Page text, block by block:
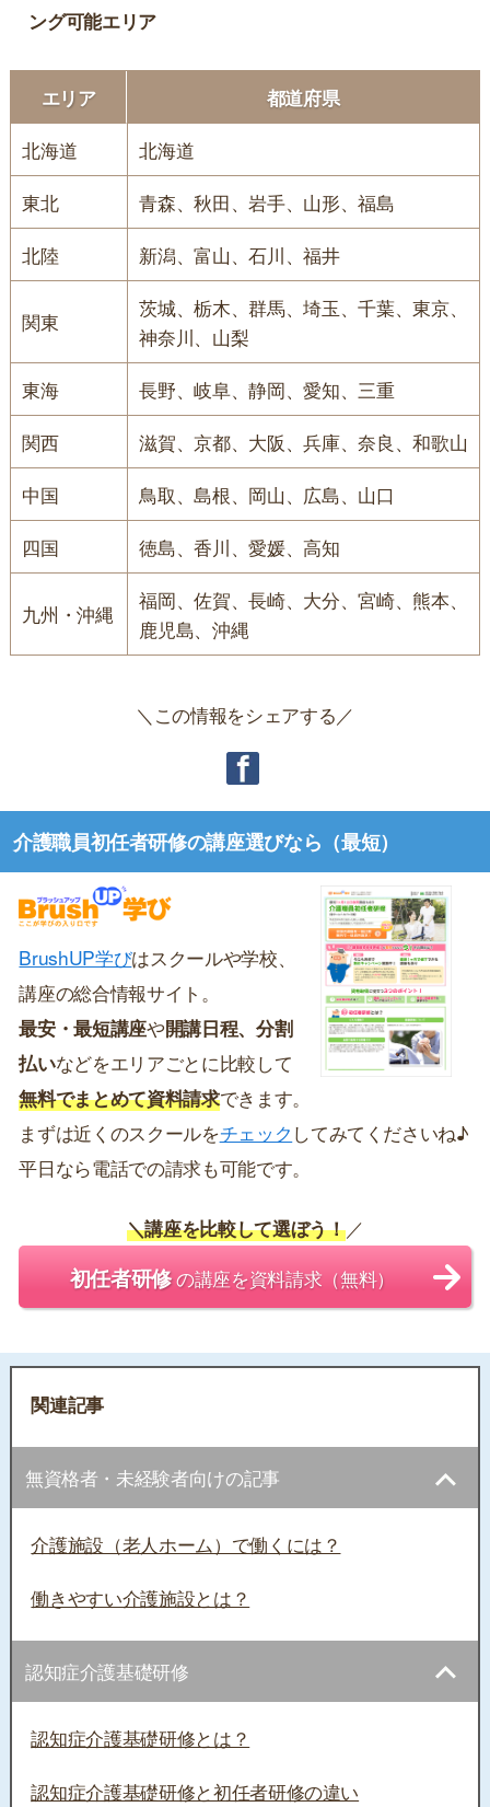
ング可能エリア
エリア
都道府県
北海道
北海道
東北
青森、秋田、岩手、山形、福島
北陸
新潟、富山、石川、福井
関東
茨城、栃木、群馬、埼玉、千葉、東京、
神奈川、山梨
東海
長野、岐阜、静岡、愛知、三重
関西
滋賀、京都、大阪、兵庫、奈良、和歌山
中国
鳥取、島根、岡山、広島、山口
四国
徳島、香川、愛媛、高知
九州・沖縄
福岡、佐賀、長崎、大分、宮崎、熊本、
鹿児島、沖縄
＼この情報をシェアする／
介護職員初任者研修の講座選びなら（最短）
BrushUP学びはスクールや学校、
講座の総合情報サイト。
最安・最短講座や開講日程、分割
払いなどをエリアごとに比較して
無料でまとめて資料請求できます。
まずは近くのスクールをチェック してみてくださいね♪
平日なら電話での請求も可能です。
＼講座を比較して選ぼう！／
初任者研修の講座を資料請求（無料）
関連記事
無資格者・未経験者向けの記事
介護施設（老人ホーム）で働くには？
働きやすい介護施設とは？
認知症介護基礎研修
認知症介護基礎研修とは？
認知症介護基礎研修と初任者研修の違い